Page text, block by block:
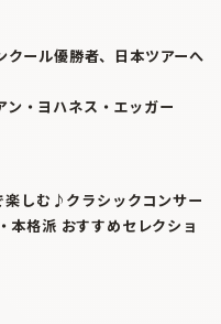
クール優勝者、日本ツアーへ
・ヨハネス・エッガー
しむ♪クラシックコンサー
本格派 おすすめセレクショ